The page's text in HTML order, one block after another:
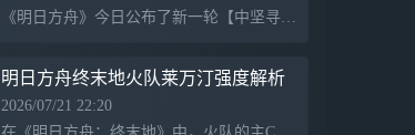
《明日方舟》今日公布了新一轮【中坚寻访】卡池信息，开放时间为8月6日至8月20日，包含六星干员远牙和森蚺，五星干员雷蛇、巫恋、崖心。玩家可通过高级凭证或通用凭证兑换干员，降低获取门槛。此次卡池结束后，UP干员将返回常驻寻访，玩家需合理规划合成玉与高级凭证以获取心仪干员。
明日方舟终末地火队莱万汀强度解析
2026/07/21 22:20